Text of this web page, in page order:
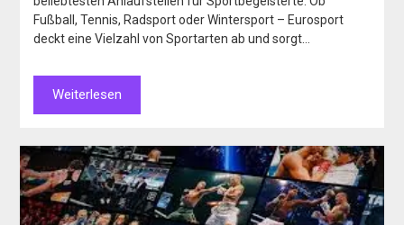
Fußball, Tennis, Radsport oder Wintersport – Eurosport
deckt eine Vielzahl von Sportarten ab und sorgt…
Weiterlesen